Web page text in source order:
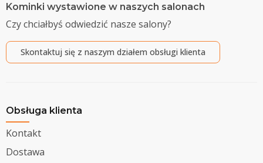
Kominki wystawione w naszych salonach
Czy chciałbyś odwiedzić nasze salony?
Skontaktuj się z naszym działem obsługi klienta
Obsługa klienta
Kontakt
Dostawa